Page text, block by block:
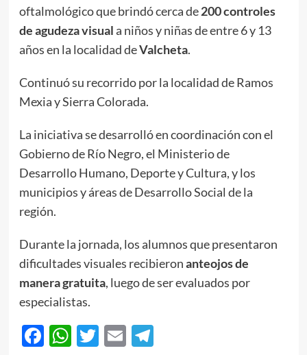
oftalmológico que brindó cerca de200 controles
de agudeza visuala niños y niñas de entre 6 y 13
años en la localidad deValcheta.
Continuó su recorrido por la localidad de Ramos
Mexia y Sierra Colorada.
La iniciativa se desarrolló en coordinación con el
Gobierno de Río Negro, el Ministerio de
Desarrollo Humano, Deporte y Cultura, y los
municipios y áreas de Desarrollo Social de la
región.
Durante la jornada, los alumnos que presentaron
dificultades visuales recibieronanteojos de
manera gratuita, luego de ser evaluados por
especialistas.
Facebook
WhatsApp
Twitter
EmailTelegram